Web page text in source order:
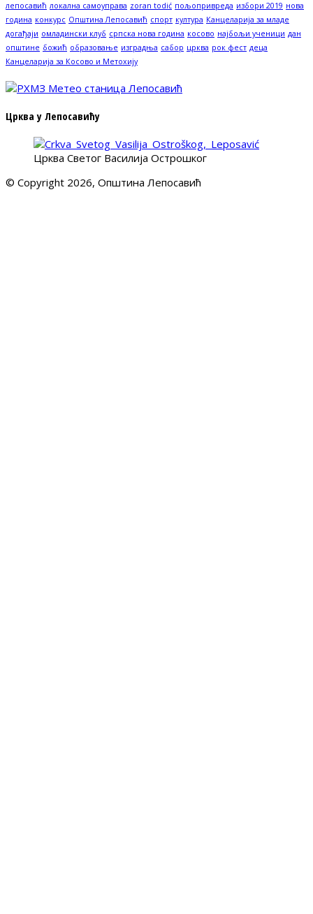
лепосавић локална самоуправа zoran todić пољопривреда избори 2019 нова
година конкурс Општина Лепосавић спорт култура Канцеларија за младе
догађаји омладински клуб српска нова година косово најбољи ученици дан
општине божић образовање изградња сабор црква рок фест деца
Канцеларија за Косово и Метохију
Црква у Лепосавићу
Црква Светог Василија Острошког
© Copyright 2026, Општина Лепосавић